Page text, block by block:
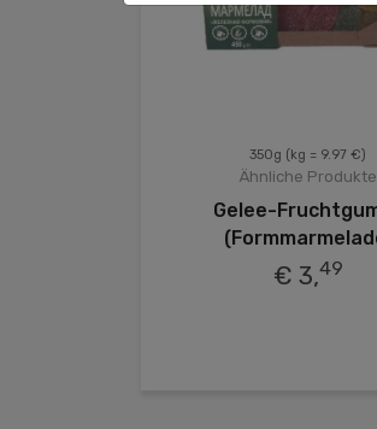
350g (kg = 9.97 €)
Ähnliche Produkte
Gelee-
€ 3,49